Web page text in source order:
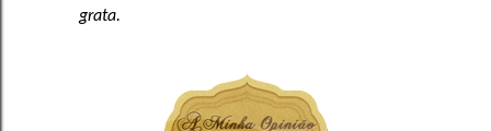
grata.